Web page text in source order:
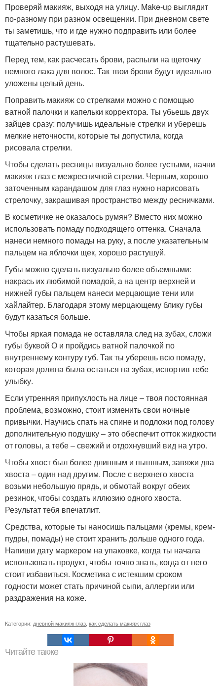
Проверяй макияж, выходя на улицу. Make-up выглядит
по-разному при разном освещении. При дневном свете
ты заметишь, что и где нужно подправить или более
тщательно растушевать.
Перед тем, как расчесать брови, распыли на щеточку
немного лака для волос. Так твои брови будут идеально
уложены целый день.
Поправить макияж со стрелками можно с помощью
ватной палочки и капельки корректора. Ты убьешь двух
зайцев сразу: получишь идеальные стрелки и уберешь
мелкие неточности, которые ты допустила, когда
рисовала стрелки.
Чтобы сделать ресницы визуально более густыми, начни
макияж глаз с межресничной стрелки. Черным, хорошо
заточенным карандашом для глаз нужно нарисовать
стрелочку, закрашивая пространство между ресничками.
В косметичке не оказалось румян? Вместо них можно
использовать помаду подходящего оттенка. Сначала
нанеси немного помады на руку, а после указательным
пальцем на яблочки щек, хорошо растушуй.
Губы можно сделать визуально более объемными:
накрась их любимой помадой, а на центр верхней и
нижней губы пальцем нанеси мерцающие тени или
хайлайтер. Благодаря этому мерцающему блику губы
будут казаться больше.
Чтобы яркая помада не оставляла след на зубах, сложи
губы буквой О и пройдись ватной палочкой по
внутреннему контуру губ. Так ты уберешь всю помаду,
которая должна была остаться на зубах, испортив тебе
улыбку.
Если утренняя припухлость на лице – твоя постоянная
проблема, возможно, стоит изменить свои ночные
привычки. Научись спать на спине и подложи под голову
дополнительную подушку – это обеспечит отток жидкости
от головы, а тебе – свежий и отдохнувший вид на утро.
Чтобы хвост был более длинным и пышным, завяжи два
хвоста – один над другим. После с верхнего хвоста
возьми небольшую прядь, и обмотай вокруг обеих
резинок, чтобы создать иллюзию одного хвоста.
Результат тебя впечатлит.
Средства, которые ты наносишь пальцами (кремы, крем-
пудры, помады) не стоит хранить дольше одного года.
Напиши дату маркером на упаковке, когда ты начала
использовать продукт, чтобы точно знать, когда от него
стоит избавиться. Косметика с истекшим сроком
годности может стать причиной сыпи, аллергии или
раздражения на коже.
Категории: дневной макияж глаз как сделать макияж глаз
Читайте также